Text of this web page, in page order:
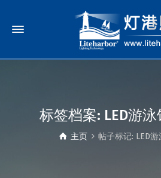
标签档案: LED游
主页 帖子标记: LED